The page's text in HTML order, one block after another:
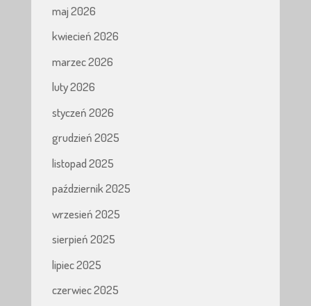
maj 2026
kwiecień 2026
marzec 2026
luty 2026
styczeń 2026
grudzień 2025
listopad 2025
październik 2025
wrzesień 2025
sierpień 2025
lipiec 2025
czerwiec 2025